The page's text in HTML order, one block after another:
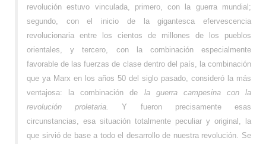
revolución estuvo vinculada, primero, con la guerra mundial;
segundo, con el inicio de la gigantesca efervescencia
revolucionaria entre los cientos de millones de los pueblos
orientales, y tercero, con la combinación especialmente
favorable de las fuerzas de clase dentro del país, la combinación
que ya Marx en los años 50 del siglo pasado, consideró la más
ventajosa: la combinación de la guerra campesina con la
revolución proletaria.Y fueron precisamente esas
circunstancias, esa situación totalmente peculiar y original, la
que sirvió de base a todo el desarrollo de nuestra revolución. Se